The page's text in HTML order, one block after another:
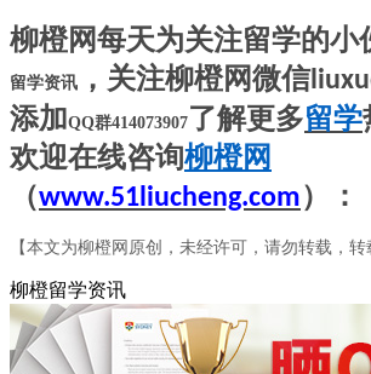
柳橙网每天为关注留学的小
留学资讯 ，关注柳橙网微信
添加QQ群414073907了解更多留学
欢迎在线咨询柳橙网
（www.51liucheng.com） ：
【本文为柳橙网原创，未经许可，请勿转载，转
柳橙留学资讯